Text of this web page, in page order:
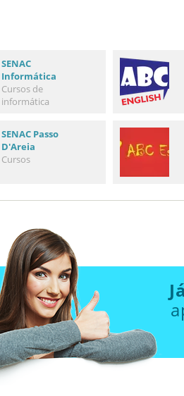
SENAC
Informática
Cursos de
informática
SENAC Passo
D'Areia
Cursos